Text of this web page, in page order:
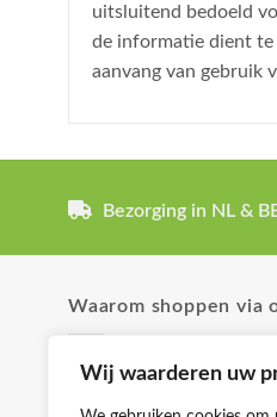
Wij waarderen uw
uitsluitend bedoeld
de informatie dient te
aanvang van gebruik
Bezorging in NL &
Waarom shoppen via
✓ Uitgebreide product